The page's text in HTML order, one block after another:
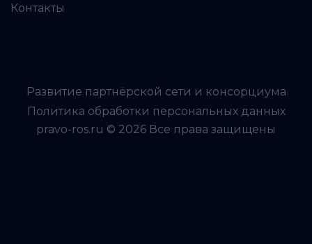
Контакты
Развитие партнёрской сети и консорциума
Политика обработки персональных данных
pravo-ros.ru © 2026 Все права защищены